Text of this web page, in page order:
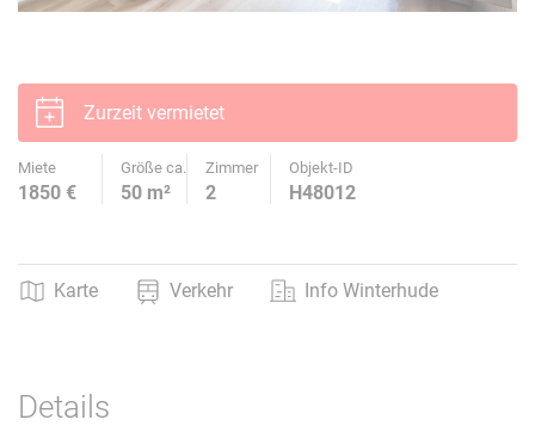
Zurzeit vermietet
Miete Größe ca. Zimmer Objekt-ID
1850 € 50 m² 2 H48012
Karte Verkehr Info Winterhude
Details